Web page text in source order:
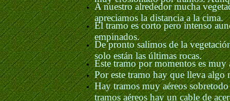
A nuestro alrededor mucha
apreciamos la distancia a la cima.
El tramo es corto pero intenso
empinados.
De pronto salimos de la
solo están las últimas rocas.
Este tramo por momentos es muy
Por este tramo hay que lleva
Hay tramos muy aéreos
tramos aéreos hay un cable de